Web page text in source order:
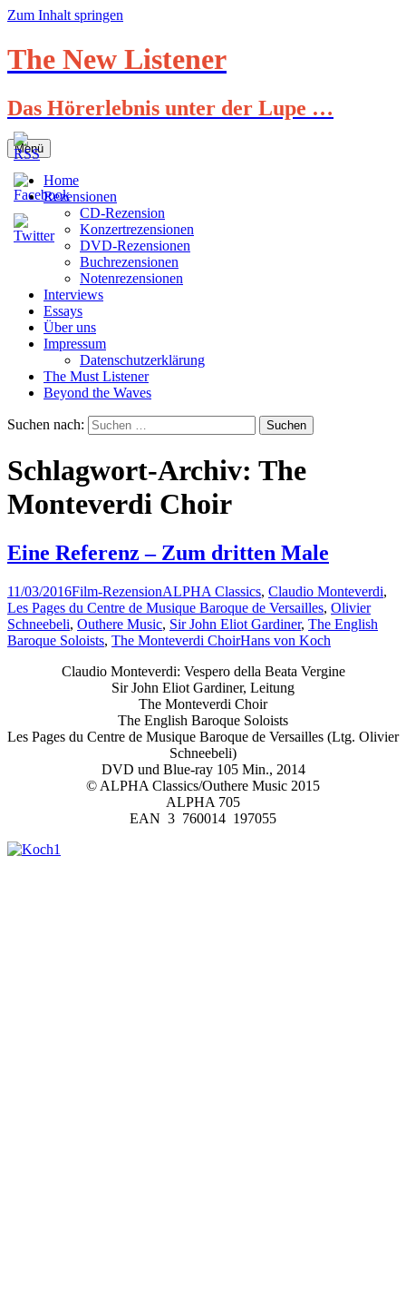
Zum Inhalt springen
The New Listener
Das Hörerlebnis unter der Lupe …
Menü
Home
Rezensionen
CD-Rezension
Konzertrezensionen
DVD-Rezensionen
Buchrezensionen
Notenrezensionen
Interviews
Essays
Über uns
Impressum
Datenschutzerklärung
The Must Listener
Beyond the Waves
Suchen nach:
Schlagwort-Archiv: The
Monteverdi Choir
Eine Referenz – Zum dritten Male
11/03/2016Film-RezensionALPHA Classics, Claudio Monteverdi,
Les Pages du Centre de Musique Baroque de Versailles, Olivier
Schneebeli, Outhere Music, Sir John Eliot Gardiner, The English
Baroque Soloists, The Monteverdi ChoirHans von Koch
Claudio Monteverdi: Vespero della Beata Vergine
Sir John Eliot Gardiner, Leitung
The Monteverdi Choir
The English Baroque Soloists
Les Pages du Centre de Musique Baroque de Versailles (Ltg. Olivier
Schneebeli)
DVD und Blue-ray 105 Min., 2014
© ALPHA Classics/Outhere Music 2015
ALPHA 705
EAN 3 760014 197055